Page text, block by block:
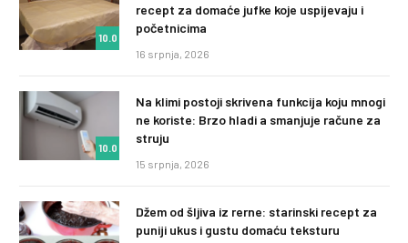
10.0
recept za domaće jufke koje uspijevaju i
početnicima
16 srpnja, 2026
10.0
Na klimi postoji skrivena funkcija koju mnogi
ne koriste: Brzo hladi a smanjuje račune za
struju
15 srpnja, 2026
Džem od šljiva iz rerne: starinski recept za
puniji ukus i gustu domaću teksturu